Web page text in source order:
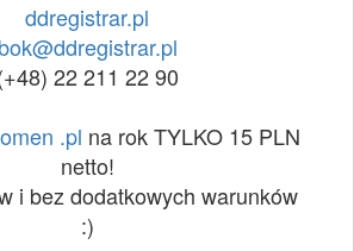
ddregistrar.pl
bok@ddregistrar.pl
22 211 22 90
.pl na rok TYLKO 15 PLN
netto!
i bez dodatkowych warunków
:)